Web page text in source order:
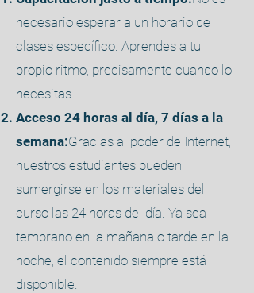
necesario esperar a un horario de
clases específico. Aprendes a tu
propio ritmo, precisamente cuando lo
necesitas.
Acceso 24 horas al día, 7 días a la
semana:Gracias al poder de Internet,
nuestros estudiantes pueden
sumergirse en los materiales del
curso las 24 horas del día. Ya sea
temprano en la mañana o tarde en la
noche, el contenido siempre está
disponible.